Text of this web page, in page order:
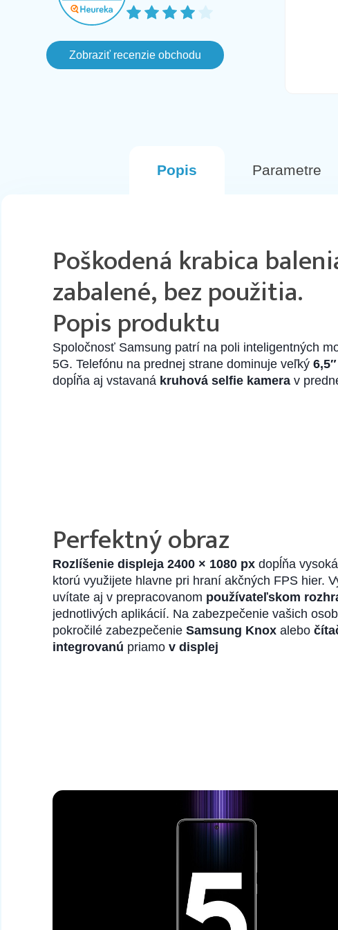
Zobraziť recenzie obchodu
farbe pri ktorom mi az po troch dnoch
prislo ze objednavka je zrusena lebo
vlastne ho nemaju na sklade aj ked
este aj v ten den svietil ako
Popis Parametre
Poškodená krabica
zabalené, bez použitia.
Popis produktu
Spoločnosť Samsung patrí na poli inteligentných
5G. Telefónu na prednej strane dominuje veľký
dopĺňa aj vstavaná kruhová selfie kamera v
Perfektný obraz
Rozlíšenie displeja 2400 × 1080 px dopĺňa vysoká
ktorú využijete hlavne pri hraní akčných FPS hier.
uvítate aj v prepracovanom používateľskom
jednotlivých aplikácií. Na zabezpečenie vašich
pokročilé zabezpečenieSamsung Knox alebo
integrovanú priamov displej